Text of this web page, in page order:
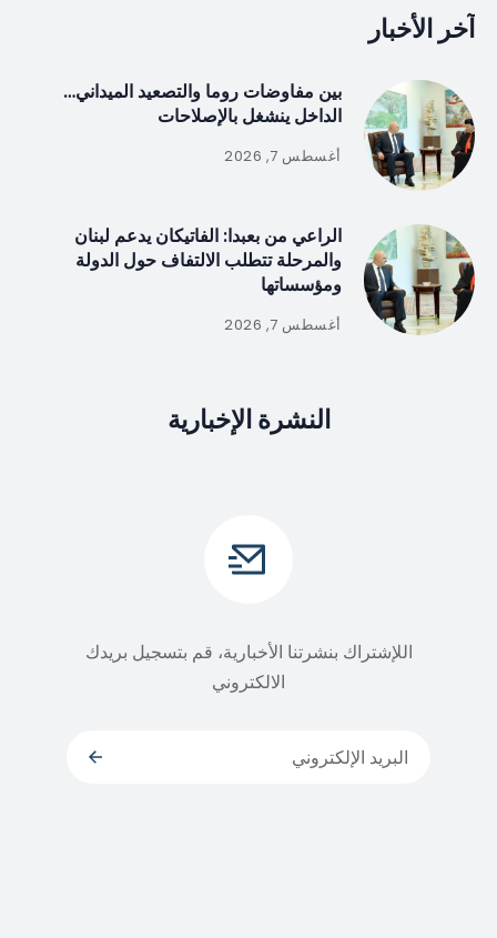
آخر الأخبار
بين مفاوضات روما والتصعيد الميداني…
الداخل ينشغل بالإصلاحات
أغسطس 7, 2026
الراعي من بعبدا: الفاتيكان يدعم لبنان
والمرحلة تتطلب الالتفاف حول الدولة
ومؤسساتها
أغسطس 7, 2026
النشرة الإخبارية
اللإشتراك بنشرتنا الأخبارية، قم بتسجيل بريدك
الالكتروني